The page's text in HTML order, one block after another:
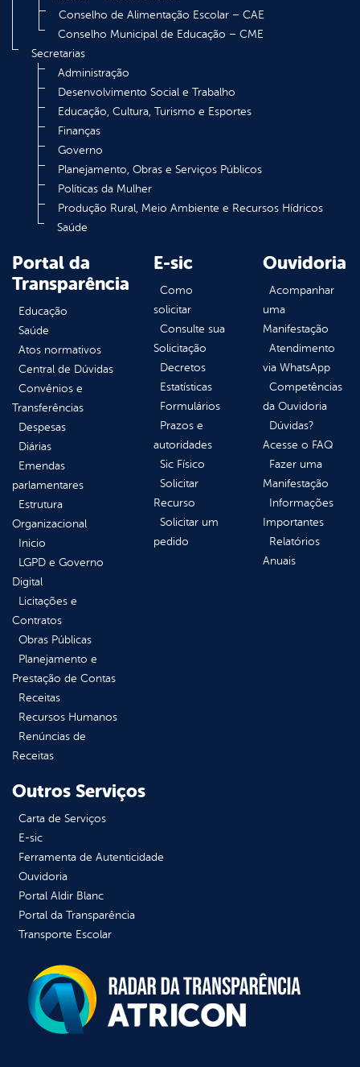
Conselho de Alimentação Escolar – CAE
Conselho Municipal de Educação – CME
Secretarias
Administração
Desenvolvimento Social e Trabalho
Educação, Cultura, Turismo e Esportes
Finanças
Governo
Planejamento, Obras e Serviços Públicos
Políticas da Mulher
Produção Rural, Meio Ambiente e Recursos Hídricos
Saúde
Portal da
Transparência
Educação
Saúde
Atos normativos
Central de Dúvidas
Convênios e
Transferências
Despesas
Diárias
Emendas
parlamentares
Estrutura
Organizacional
Inicio
LGPD e Governo
Digital
Licitações e
Contratos
Obras Públicas
Planejamento e
Prestação de Contas
Receitas
Recursos Humanos
Renúncias de
Receitas
E-sic
Como
solicitar
Consulte sua
Solicitação
Decretos
Estatísticas
Formulários
Prazos e
autoridades
Sic Físico
Solicitar
Recurso
Solicitar um
pedido
Ouvidoria
Acompanhar
uma
Manifestação
Atendimento
via WhatsApp
Competências
da Ouvidoria
Dúvidas?
Acesse o FAQ
Fazer uma
Manifestação
Informações
Importantes
Relatórios
Anuais
Outros Serviços
Carta de Serviços
E-sic
Ferramenta de Autenticidade
Ouvidoria
Portal Aldir Blanc
Portal da Transparência
Transporte Escolar